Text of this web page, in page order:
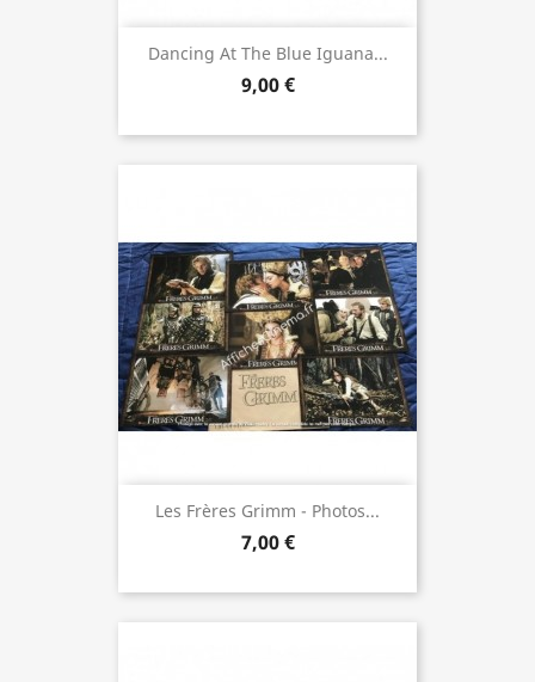
Dancing At The Blue Iguana...
9,00 €
Les Frères Grimm - Photos...
7,00 €